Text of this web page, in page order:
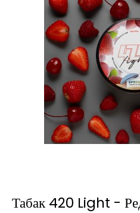
Табак 420 Light -